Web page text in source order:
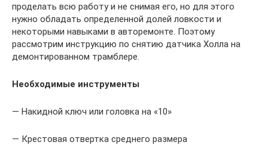
проделать всю работу и не снимая его, но для этого
нужно обладать определенной долей ловкости и
некоторыми навыками в авторемонте. Поэтому
рассмотрим инструкцию по снятию датчика Холла на
демонтированном трамблере.
Необходимые инструменты
— Накидной ключ или головка на «10»
— Крестовая отвертка среднего размера